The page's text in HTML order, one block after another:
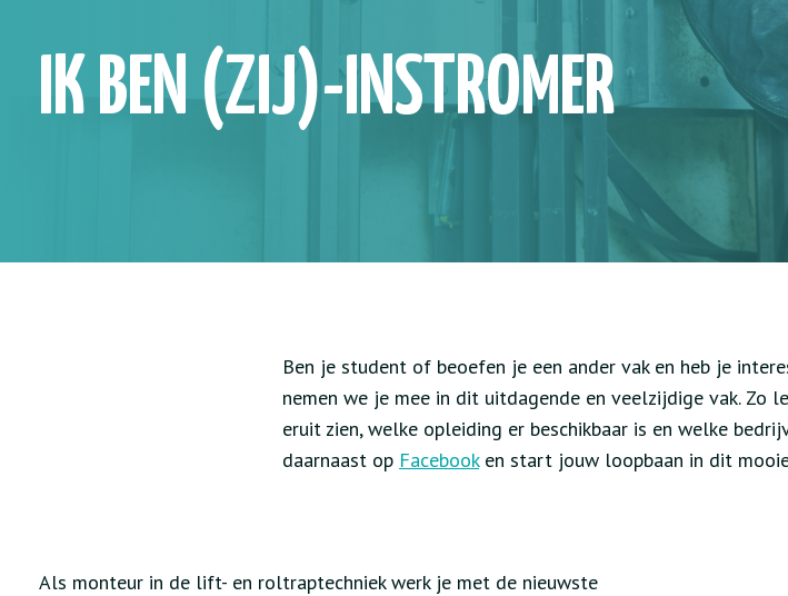
IK BEN (ZIJ)-INSTROMER
Ben je student of beoefen je een ander vak en heb je
nemen we je mee in dit uitdagende en veelzijdige vak. Zo
eruit zien, welke opleiding er beschikbaar is en welke
daarnaast op Facebooken start jouw loopbaan in dit
Als monteur in de lift- en roltraptechniek werk je met de nieuwste